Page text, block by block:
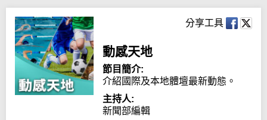
c
h
分享工具
動感天地
節目簡介:
介紹國際及本地體壇最新動態。
主持人:
新聞部編輯